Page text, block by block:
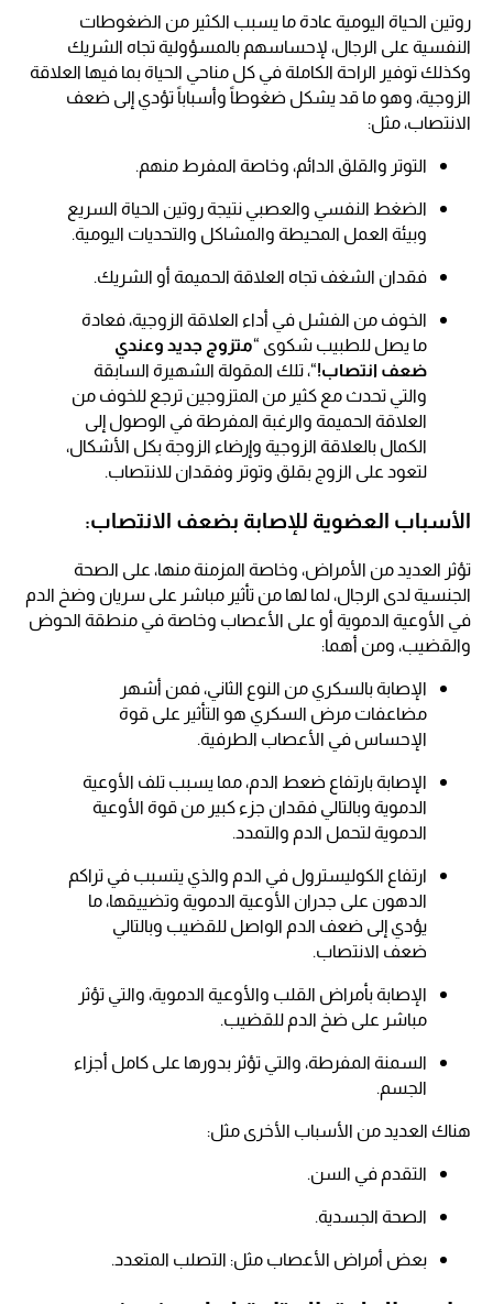
روتين الحياة اليومية عادة ما يسبب الكثير من الضغوطات
النفسية على الرجال، لإحساسهم بالمسؤولية تجاه الشريك
وكذلك توفير الراحة الكاملة في كل مناحي الحياة بما فيها العلاقة
الزوجية، وهو ما قد يشكل ضغوطاً وأسباباً تؤدي إلى ضعف
الانتصاب، مثل:
التوتر والقلق الدائم، وخاصة المفرط منهم.
الضغط النفسي والعصبي نتيجة روتين الحياة السريع
وبيئة العمل المحيطة والمشاكل والتحديات اليومية.
فقدان الشغف تجاه العلاقة الحميمة أو الشريك.
الخوف من الفشل في أداء العلاقة الزوجية، فعادة
ما يصل للطبيب شكوى “متزوج جديد وعندي
ضعف انتصاب!“، تلك المقولة الشهيرة السابقة
والتي تحدث مع كثير من المتزوجين ترجع للخوف من
العلاقة الحميمة والرغبة المفرطة في الوصول إلى
الكمال بالعلاقة الزوجية وإرضاء الزوجة بكل الأشكال،
لتعود على الزوج بقلق وتوتر وفقدان للانتصاب.
الأسباب العضوية للإصابة بضعف الانتصاب:
تؤثر العديد من الأمراض، وخاصة المزمنة منها، على الصحة
الجنسية لدى الرجال، لما لها من تأثير مباشر على سريان وضخ الدم
في الأوعية الدموية أو على الأعصاب وخاصة في منطقة الحوض
والقضيب، ومن أهما:
الإصابة بالسكري من النوع الثاني، فمن أشهر
مضاعفات مرض السكري هو التأثير على قوة
الإحساس في الأعصاب الطرفية.
الإصابة بارتفاع ضعط الدم، مما يسبب تلف الأوعية
الدموية وبالتالي فقدان جزء كبير من قوة الأوعية
الدموية لتحمل الدم والتمدد.
ارتفاع الكوليسترول في الدم والذي يتسبب في تراكم
الدهون على جدران الأوعية الدموية وتضييقها، ما
يؤدي إلى ضعف الدم الواصل للقضيب وبالتالي
ضعف الانتصاب.
الإصابة بأمراض القلب والأوعية الدموية، والتي تؤثر
مباشر على ضخ الدم للقضيب.
السمنة المفرطة، والتي تؤثر بدورها على كامل أجزاء
الجسم.
هناك العديد من الأسباب الأخرى مثل:
التقدم في السن.
الصحة الجسدية.
بعض أمراض الأعصاب مثل: التصلب المتعدد.